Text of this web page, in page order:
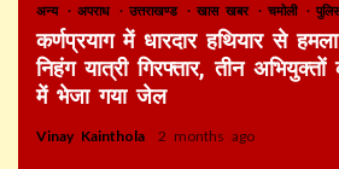
अन्य अपराध उत्तराखण्ड खास खबर चमोली
कर्णप्रयाग में धारदार हथियार से
निहंग यात्री गिरफ्तार, तीन अभियुक्तों
में भेजा गया जेल
Vinay Kainthola 2 months ago